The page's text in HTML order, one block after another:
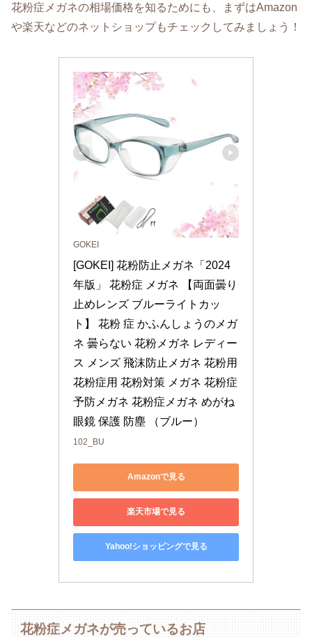
花粉症メガネの相場価格を知るためにも、まずはAmazon
や楽天などのネットショップもチェックしてみましょう！
GOKEI
[GOKEI] 花粉防止メガネ「2024
年版」 花粉症 メガネ 【両面曇り
止めレンズ ブルーライトカッ
ト】 花粉 症 かふんしょうのメガ
ネ 曇らない 花粉メガネ レディー
ス メンズ 飛沫防止メガネ 花粉用
花粉症用 花粉対策 メガネ 花粉症
予防メガネ 花粉症メガネ めがね
眼鏡 保護 防塵 （ブルー）
102_BU
Amazonで見る
楽天市場で見る
Yahoo!ショッピングで見る
花粉症メガネが売っているお店